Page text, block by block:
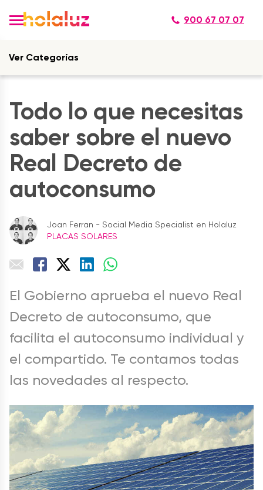
900 67 07 07
Ver Categorías
Todo lo que necesitas
saber sobre el nuevo
Real Decreto de
autoconsumo
Joan Ferran - Social Media Specialist en Holaluz
PLACAS SOLARES
El Gobierno aprueba el nuevo Real
Decreto de autoconsumo, que
facilita el autoconsumo individual y
el compartido. Te contamos todas
las novedades al respecto.